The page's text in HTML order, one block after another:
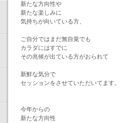
新たな方向性や
新たな楽しみに
気持ちが向いている方、
ご自分ではまだ無自覚でも
カラダにはすでに
その兆候が出ている方がおられて
新鮮な気分で
セッションをさせていただいてます。
今年からの
新たな方向性